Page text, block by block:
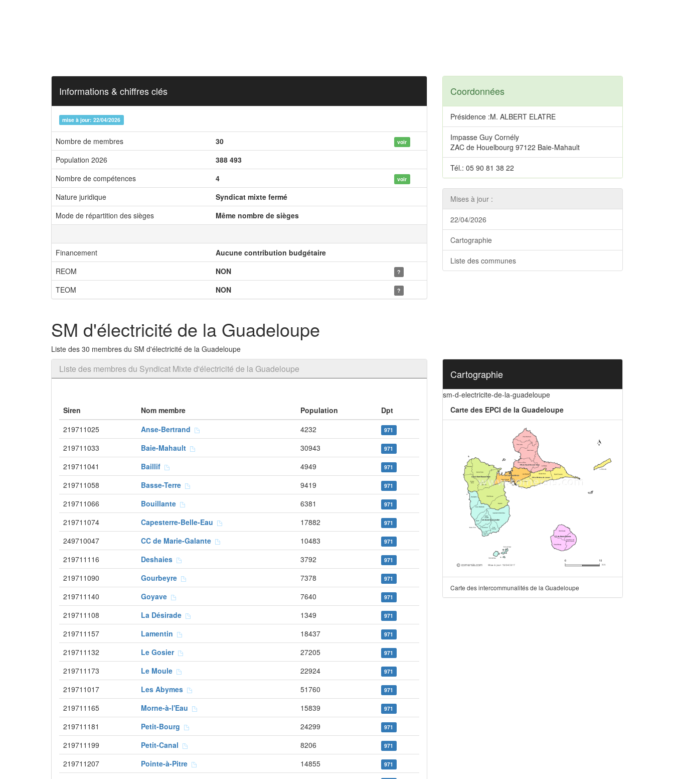
Informations & chiffres clés
mise à jour: 22/04/2026
Nombre de membres 30 voir
Population 2026
388 493
Nombre de compétences
4 voir
Nature juridique
Syndicat mixte fermé
Mode de répartition des sièges
Même nombre de sièges
Financement
Aucune contribution budgétaire
REOM
NON ?
TEOM NON ?
Coordonnées
Présidence :M. ALBERT ELATRE
Impasse Guy Cornély
ZAC de Houelbourg 97122 Baie-Mahault
Tél.: 05 90 81 38 22
Mises à jour :
22/04/2026
Cartographie
Liste des communes
SM d'électricité de la Guadeloupe
Liste des 30 membres du SM d'électricité de la Guadeloupe
Liste des membres du Syndicat Mixte d'électricité de la Guadeloupe
Siren Nom membre Population
Dpt
219711025
Anse-Bertrand 4232 971
219711033 Baie-Mahault 30943 971
219711041 Baillif 4949 971
219711058 Basse-Terre 9419 971
219711066 Bouillante 6381 971
219711074 Capesterre-Belle-Eau 17882 971
249710047 CC de Marie-Galante 10483 971
219711116 Deshaies 3792 971
219711090 Gourbeyre 7378 971
219711140 Goyave 7640 971
219711108 La Désirade 1349 971
219711157 Lamentin 18437 971
219711132 Le Gosier 27205 971
219711173 Le Moule 22924 971
219711017 Les Abymes 51760 971
219711165 Morne-à-l'Eau 15839 971
219711181 Petit-Bourg 24299 971
219711199 Petit-Canal 8206 971
219711207 Pointe-à-Pitre 14855 971
Cartographie
sm-d-electricite-de-la-guadeloupe
Carte des EPCI de la Guadeloupe
Carte des intercommunalités de la Guadeloupe